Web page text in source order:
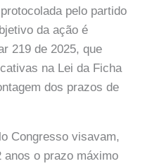
pelo partido
da ação é
219 de 2025, que
na Lei da Ficha
dos prazos de
Congresso visavam,
anos o prazo máximo